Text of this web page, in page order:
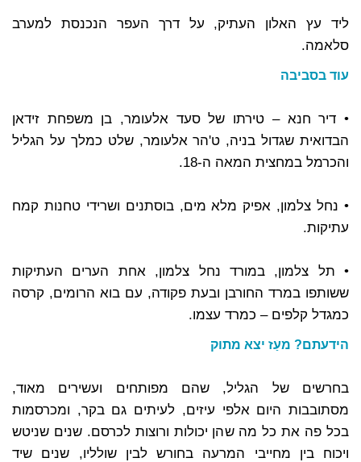
ליד עץ האלון העתיק, על דרך העפר הנכנסת למערב
סלאמה.
עוד בסביבה
• דיר חנא – טירתו של סעד אלעומר, בן משפחת זידאן
הבדואית שגדול בניה, ט'הר אלעומר, שלט כמלך על הגליל
והכרמל במחצית המאה ה-18.
• נחל צלמון, אפיק מלא מים, בוסתנים ושרידי טחנות קמח
עתיקות.
• תל צלמון, במורד נחל צלמון, אחת הערים העתיקות
ששותפו במרד החורבן ובעת פקודה, עם בוא הרומים, קרסה
כמגדל קלפים – כמרד עצמו.
הידעתם? מעַז יצא מתוק
בחרשים של הגליל, שהם מפותחים ועשירים מאוד,
מסתובבות היום אלפי עיזים, לעיתים גם בקר, ומכרסמות
בכל פה את כל מה שהן יכולות ורוצות לכרסם. שנים שניטש
ויכוח בין מחייבי המרעה בחורש לבין שולליו, שנים שיד